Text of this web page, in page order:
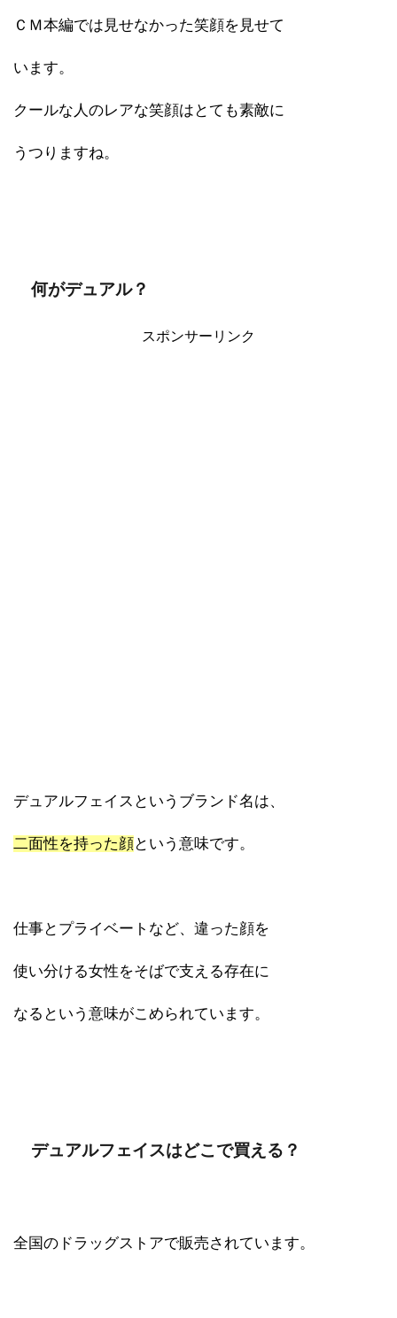
ＣＭ本編では見せなかった笑顔を見せて
います。
クールな人のレアな笑顔はとても素敵に
うつりますね。
何がデュアル？
スポンサーリンク
デュアルフェイスというブランド名は、
二面性を持った顔という意味です。
仕事とプライベートなど、違った顔を
使い分ける女性をそばで支える存在に
なるという意味がこめられています。
デュアルフェイスはどこで買える？
全国のドラッグストアで販売されています。